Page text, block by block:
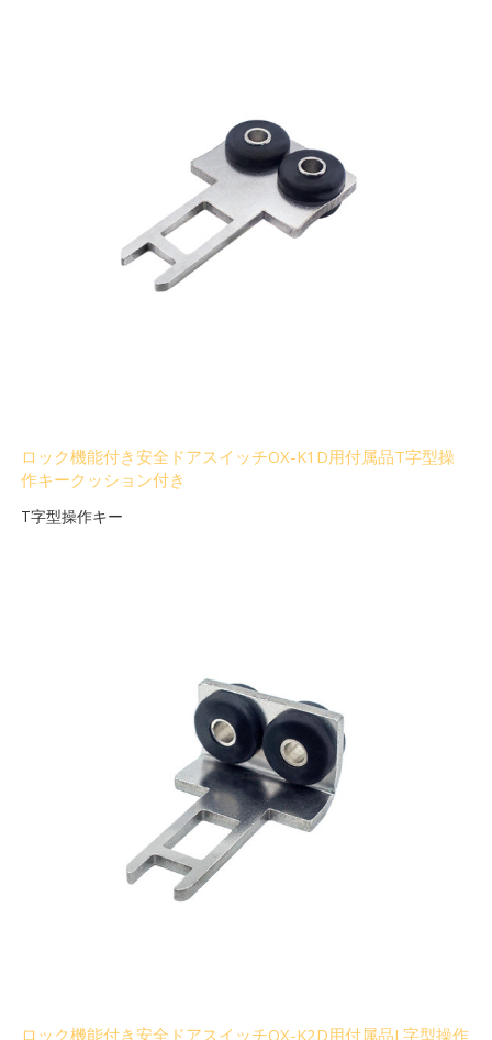
ロック機能付き安全ドアスイッチOX-K1D用付属品T字型操
作キークッション付き
T字型操作キー
ロック機能付き安全ドアスイッチOX-K2D用付属品L字型操作